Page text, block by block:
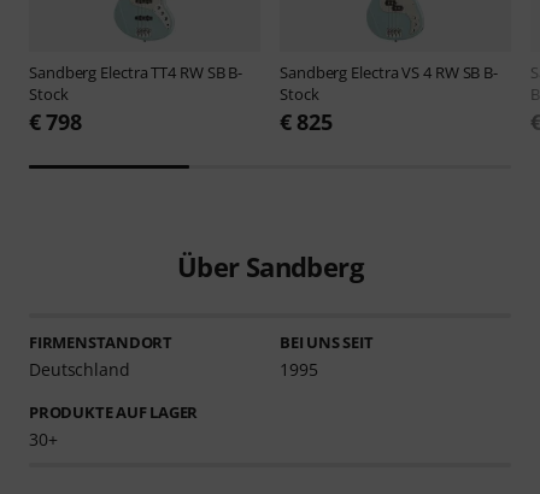
Sandberg Electra TT4 RW SB B-
Stock
€ 798
Sandberg Electra VS 4 RW SB B-
Stock
€ 825
Über Sandberg
FIRMENSTANDORT
Deutschland
BEI UNS SEIT
1995
PRODUKTE AUF LAGER
30+